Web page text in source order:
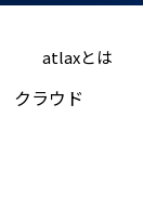
クラウド
atlaxとは